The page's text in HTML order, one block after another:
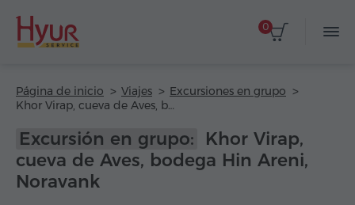
0
Página de inicio Viajes
Excursiones en grupo
Khor Virap, cueva de Aves, bodega Hin Areni, Noravank
Excursión en grupo:
Khor Virap,
cueva de Aves, bodega Hin Areni,
Noravank